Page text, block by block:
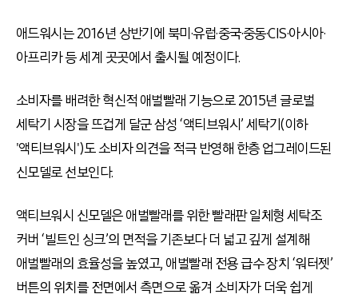
애드워시는 2016년 상반기에 북미·유럽·중국·중동·CIS·아시아·
아프리카 등 세계 곳곳에서 출시될 예정이다.
소비자를 배려한 혁신적 애벌빨래 기능으로 2015년 글로벌
세탁기 시장을 뜨겁게 달군 삼성 ‘액티브워시’ 세탁기(이하
'액티브워시')도 소비자 의견을 적극 반영해 한층 업그레이드된
신모델로 선보인다.
액티브워시 신모델은 애벌빨래를 위한 빨래판 일체형 세탁조
커버 ‘빌트인 싱크’의 면적을 기존보다 더 넓고 깊게 설계해
애벌빨래의 효율성을 높였고, 애벌빨래 전용 급수 장치 ‘워터젯’
버튼의 위치를 전면에서 측면으로 옮겨 소비자가 더욱 쉽게